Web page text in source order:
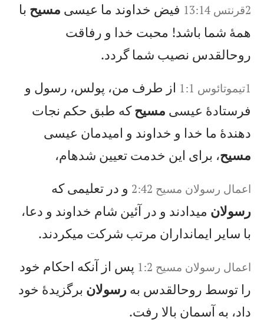
2‏قرنتس 13:14 فيض خداوند ما عيسی مسيح با
همهٔ شما باشد! محبت خدا و رفاقت
روحالقدس نصيب شما گردد.
1تيموتائوس 1:1
از طرف من، پولس، رسول و
فرستادهٔ عيسی مسيحكه طبق حكم نجات
دهندهٔ ما خدا و خداوند و اميدمان عيسی
مسيح، برای اين خدمت تعيين شدهام،
اعمال‌ رسولان‌ مسيح‌‌ 2:42
و در تعليمی كه
رسولان میدادند و در آئين شام خداوند و دعا،
با ساير ايمانداران مرتب شركت میكردند.
اعمال‌ رسولان‌ مسيح‌‌ 1:2
پس از آنكه احكام خود
را توسط روحالقدس بهرسولان برگزيدهٔ خود
داد، به آسمان بالا رفت.